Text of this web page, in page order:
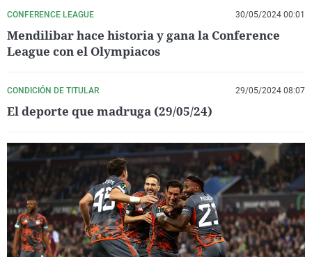
CONFERENCE LEAGUE 30/05/2024 00:01
Mendilibar hace historia y gana la Conference
League con el Olympiacos
CONDICIÓN DE TITULAR 29/05/2024 08:07
El deporte que madruga (29/05/24)